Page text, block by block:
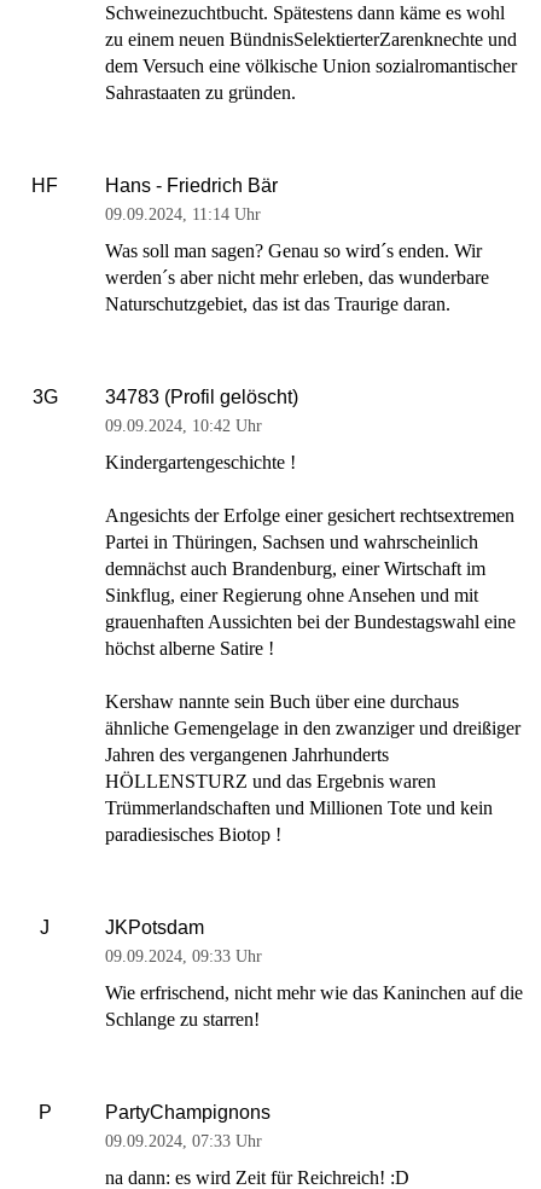
Schweinezuchtbucht. Spätestens dann käme es wohl
zu einem neuen BündnisSelektierterZarenknechte und
dem Versuch eine völkische Union sozialromantischer
Sahrastaaten zu gründen.
HF Hans - Friedrich Bär
09.09.2024, 11:14 Uhr
Was soll man sagen? Genau so wird´s enden. Wir
werden´s aber nicht mehr erleben, das wunderbare
Naturschutzgebiet, das ist das Traurige daran.
3G 34783 (Profil gelöscht)
09.09.2024, 10:42 Uhr
Kindergartengeschichte !
Angesichts der Erfolge einer gesichert rechtsextremen
Partei in Thüringen, Sachsen und wahrscheinlich
demnächst auch Brandenburg, einer Wirtschaft im
Sinkflug, einer Regierung ohne Ansehen und mit
grauenhaften Aussichten bei der Bundestagswahl eine
höchst alberne Satire !
Kershaw nannte sein Buch über eine durchaus
ähnliche Gemengelage in den zwanziger und dreißiger
Jahren des vergangenen Jahrhunderts
HÖLLENSTURZ und das Ergebnis waren
Trümmerlandschaften und Millionen Tote und kein
paradiesisches Biotop !
J JKPotsdam
09.09.2024, 09:33 Uhr
Wie erfrischend, nicht mehr wie das Kaninchen auf die
Schlange zu starren!
P PartyChampignons
09.09.2024, 07:33 Uhr
na dann: es wird Zeit für Reichreich! :D